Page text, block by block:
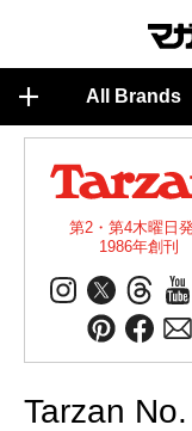
All Brands
第2・第4木曜日
1986年創刊
Tarzan